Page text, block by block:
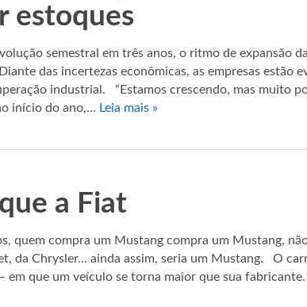
estoques
semestral em três anos, o ritmo de expansão
das incertezas econômicas, as empresas estão
industrial. “Estamos crescendo, mas muito
início do ano,… Leia mais »
a Fiat
quem compra um Mustang compra um Mustang,
da Chrysler… ainda assim, seria um Mustang. O
em que um veículo se torna maior que sua